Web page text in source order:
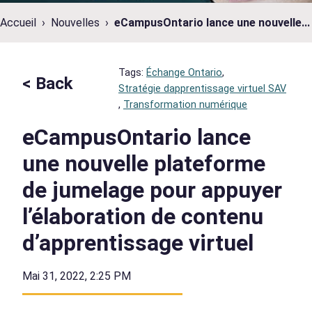
Accueil Nouvelles eCampusOntario lance une nouvelle...
< Back
Tags: Échange Ontario,
Stratégie dapprentissage virtuel SAV
, Transformation numérique
eCampusOntario lance
une nouvelle plateforme
de jumelage pour appuyer
l’élaboration de contenu
d’apprentissage virtuel
Mai 31, 2022, 2:25 PM